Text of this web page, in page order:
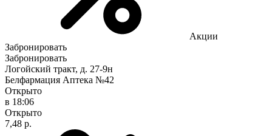
Акции
Забронировать
Забронировать
Логойский тракт, д. 27-9н
Белфармация Аптека №42
Открыто
в 18:06
Открыто
7,48 р.